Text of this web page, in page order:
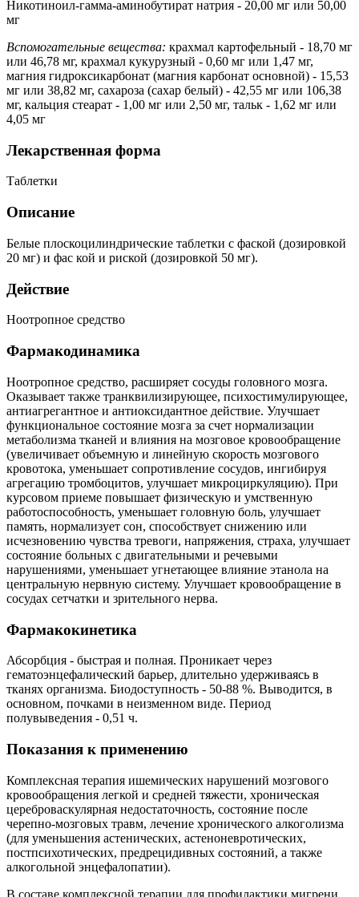
Никотиноил-гамма-аминобутират натрия - 20,00 мг или 50,00
мг
Вспомогательные вещества: крахмал картофельный - 18,70 мг
или 46,78 мг, крахмал кукурузный - 0,60 мг или 1,47 мг,
магния гидроксикарбонат (магния карбонат основной) - 15,53
мг или 38,82 мг, сахароза (сахар белый) - 42,55 мг или 106,38
мг, кальция стеарат - 1,00 мг или 2,50 мг, тальк - 1,62 мг или
4,05 мг
Лекарственная форма
Таблетки
Описание
Белые плоскоцилиндрические таблетки с фаской (дозировкой
20 мг) и фас кой и риской (дозировкой 50 мг).
Действие
Ноотропное средство
Фармакодинамика
Ноотропное средство, расширяет сосуды головного мозга.
Оказывает также транквилизирующее, психостимулирующее,
антиагрегантное и антиоксидантное действие. Улучшает
функциональное состояние мозга за счет нормализации
метаболизма тканей и влияния на мозговое кровообращение
(увеличивает объемную и линейную скорость мозгового
кровотока, уменьшает сопротивление сосудов, ингибируя
агрегацию тромбоцитов, улучшает микроциркуляцию). При
курсовом приеме повышает физическую и умственную
работоспособность, уменьшает головную боль, улучшает
память, нормализует сон, способствует снижению или
исчезновению чувства тревоги, напряжения, страха, улучшает
состояние больных с двигательными и речевыми
нарушениями, уменьшает угнетающее влияние этанола на
центральную нервную систему. Улучшает кровообращение в
сосудах сетчатки и зрительного нерва.
Фармакокинетика
Абсорбция - быстрая и полная. Проникает через
гематоэнцефалический барьер, длительно удерживаясь в
тканях организма. Биодоступность - 50-88 %. Выводится, в
основном, почками в неизменном виде. Период
полувыведения - 0,51 ч.
Показания к применению
Комплексная терапия ишемических нарушений мозгового
кровообращения легкой и средней тяжести, хроническая
цереброваскулярная недостаточность, состояние после
черепно-мозговых травм, лечение хронического алкоголизма
(для уменьшения астенических, астеноневротических,
постпсихотических, предрецидивных состояний, а также
алкогольной энцефалопатии).
В составе комплексной терапии для профилактики мигрени.